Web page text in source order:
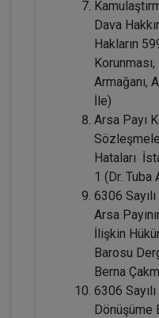
Boşanma
Kongresi - III.
360 TL
Tüketici
Dava
Hakların
Armağanı,
İle)
Arsa Payı
Hataları
1 (Dr. Tuba
6306
Arsa
İlişkin
Barosu
Berna
6306
Dönüşüme